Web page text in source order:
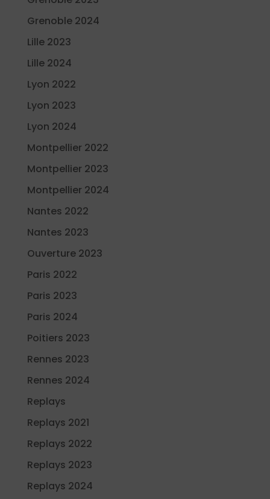
Grenoble 2024
Lille 2023
Lille 2024
Lyon 2022
Lyon 2023
Lyon 2024
Montpellier 2022
Montpellier 2023
Montpellier 2024
Nantes 2022
Nantes 2023
Ouverture 2023
Paris 2022
Paris 2023
Paris 2024
Poitiers 2023
Rennes 2023
Rennes 2024
Replays
Replays 2021
Replays 2022
Replays 2023
Replays 2024